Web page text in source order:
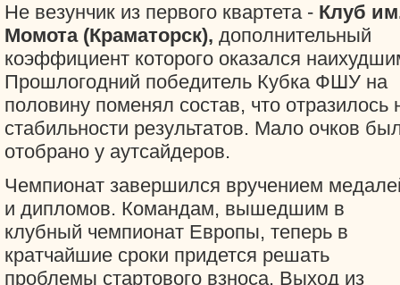
Не везунчик из первого квартета - Клуб
Момота (Краматорск), дополнительный
коэффициент которого оказался
Прошлогодний победитель Кубка ФШУ на
половину поменял состав, что отразилось
стабильности результатов. Мало очков
отобрано у аутсайдеров.
Чемпионат завершился вручением
и дипломов. Командам, вышедшим в
клубный чемпионат Европы, теперь в
кратчайшие сроки придется решать
проблемы стартового взноса. Выход из